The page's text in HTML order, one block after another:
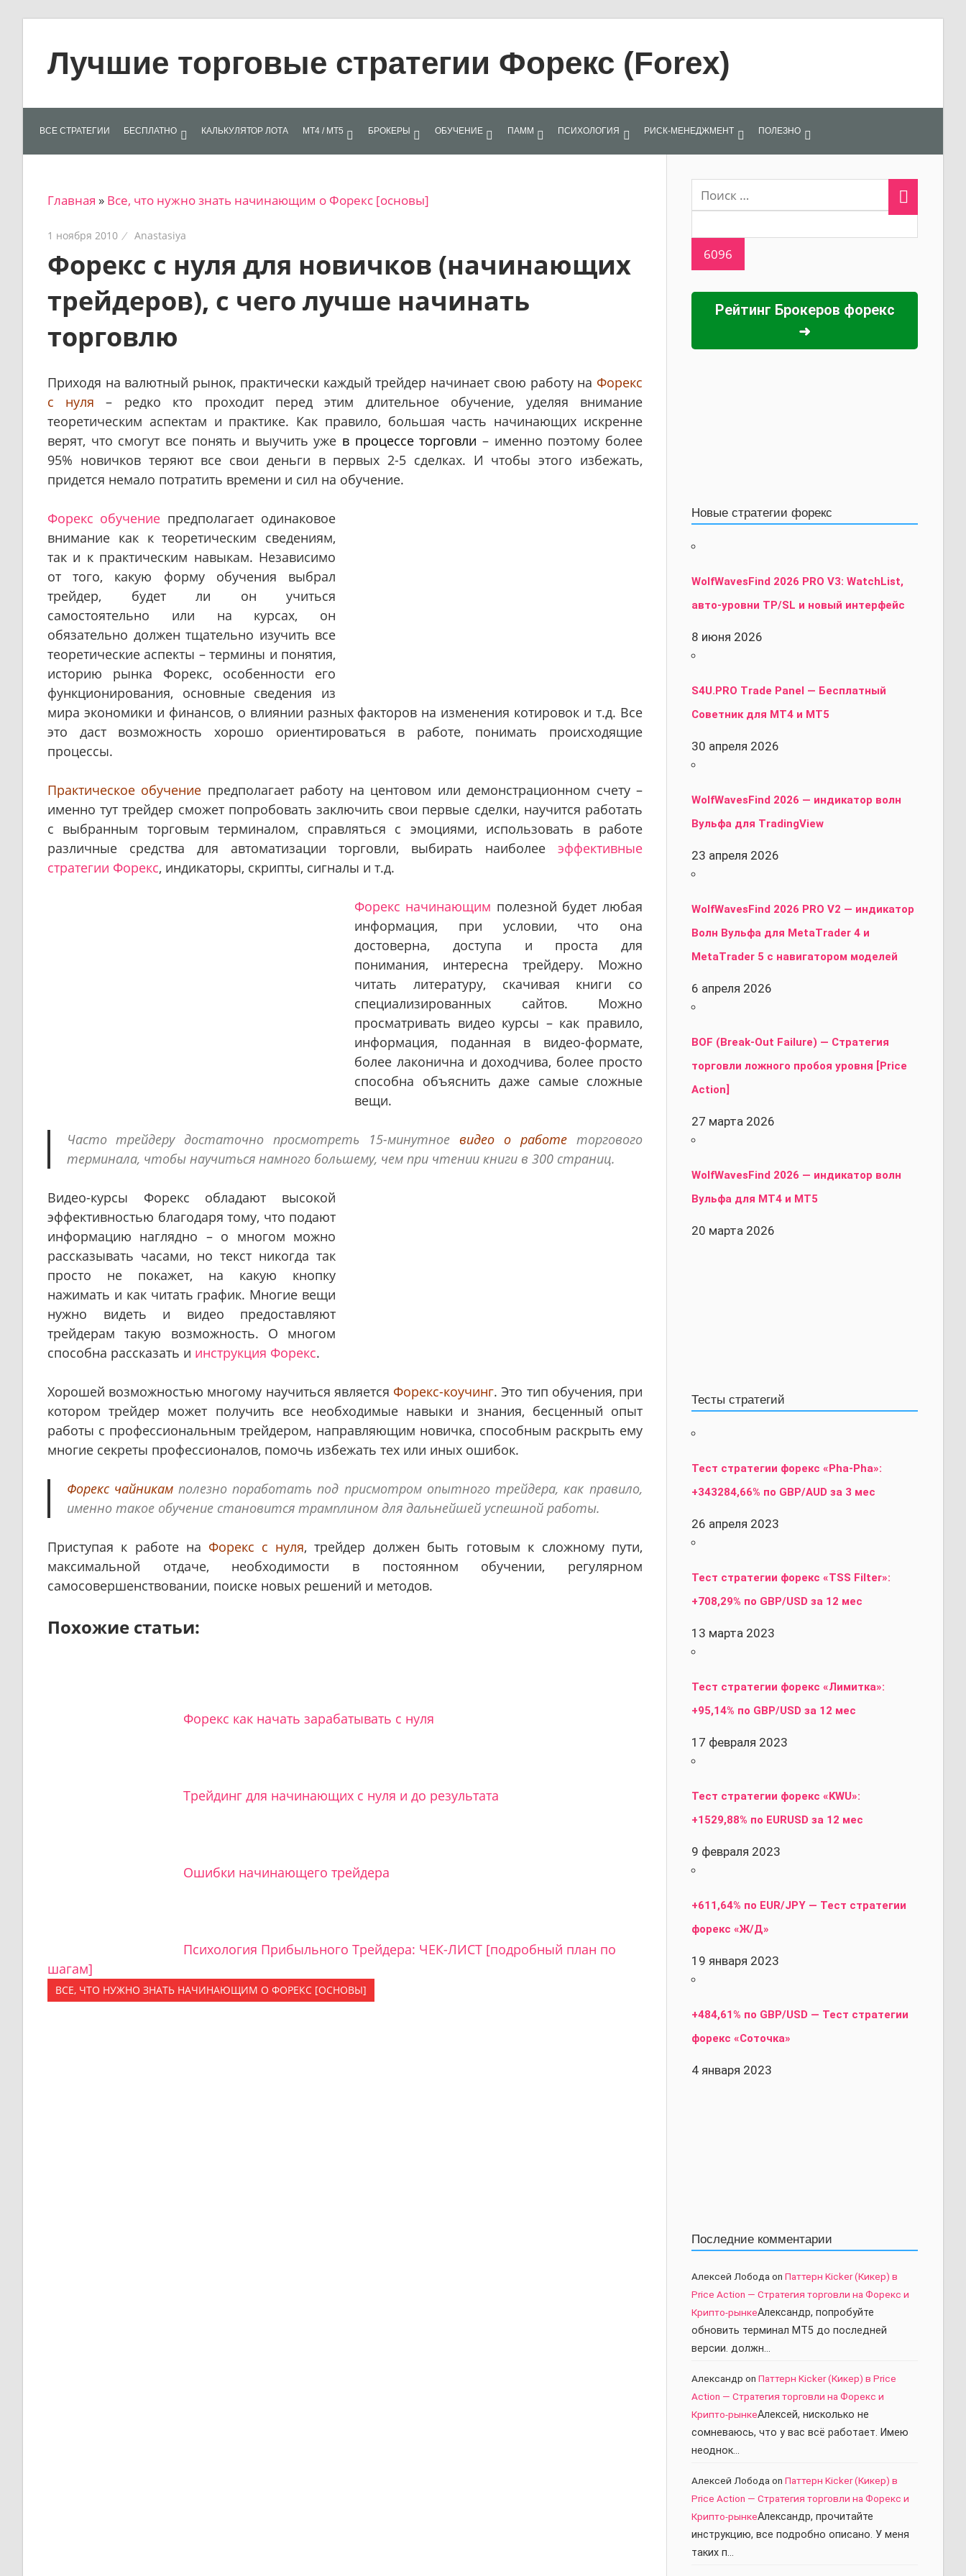
contentЛучшие торговые стратегии Форекс (Forex)
для
рынках:
сигналы,
новости…
ВСЕ СТРАТЕГИИ БЕСПЛАТНО КАЛЬКУЛЯТОР ЛОТА МТ4 / МТ5 БРОКЕРЫ ОБУЧЕНИЕ ПАММ ПСИХОЛОГИЯ РИСК-МЕНЕДЖМЕНТ ПОЛЕЗНО
Главная » Все, что нужно знать начинающим о Форекс [основы]
1 ноября 2010 Anastasiya
Форекс с нуля для новичков (начинающих
трейдеров), с чего лучше начинать
торговлю
Приходя на валютный рынок, практически каждый трейдер начинает свою работу на Форекс
с нуля – редко кто проходит перед этим длительное обучение, уделяя внимание
теоретическим аспектам и практике. Как правило, большая часть начинающих искренне
верят, что смогут все понять и выучить уже в процессе торговли – именно поэтому более
95% новичков теряют все свои деньги в первых 2-5 сделках. И чтобы этого избежать,
придется немало потратить времени и сил на обучение.
Форекс обучение предполагает одинаковое
внимание как к теоретическим сведениям,
так и к практическим навыкам. Независимо
от того, какую форму обучения выбрал
трейдер, будет ли он учиться
самостоятельно или на курсах, он
обязательно должен тщательно изучить все
теоретические аспекты – термины и понятия,
историю рынка Форекс, особенности его
функционирования, основные сведения из
мира экономики и финансов, о влиянии разных факторов на изменения котировок и т.д. Все
это даст возможность хорошо ориентироваться в работе, понимать происходящие
процессы.
Практическое обучение предполагает работу на центовом или демонстрационном счету –
именно тут трейдер сможет попробовать заключить свои первые сделки, научится работать
с выбранным торговым терминалом, справляться с эмоциями, использовать в работе
различные средства для автоматизации торговли, выбирать наиболее эффективные
стратегии Форекс, индикаторы, скрипты, сигналы и т.д.
Форекс начинающим полезной будет любая
информация, при условии, что она
достоверна, доступа и проста для
понимания, интересна трейдеру. Можно
читать литературу, скачивая книги со
специализированных сайтов. Можно
просматривать видео курсы – как правило,
информация, поданная в видео-формате,
более лаконична и доходчива, более просто
способна объяснить даже самые сложные
вещи.
Часто трейдеру достаточно просмотреть 15-минутное видео о работеторгового
терминала, чтобы научиться намного большему, чем при чтении книги в 300 страниц.
Видео-курсы Форекс обладают высокой
эффективностью благодаря тому, что подают
информацию наглядно – о многом можно
рассказывать часами, но текст никогда так
просто не покажет, на какую кнопку
нажимать и как читать график. Многие вещи
нужно видеть и видео предоставляют
трейдерам такую возможность. О многом
способна рассказать и инструкция Форекс.
Хорошей возможностью многому научиться является Форекс-коучинг. Это тип обучения, при
котором трейдер может получить все необходимые навыки и знания, бесценный опыт
работы с профессиональным трейдером, направляющим новичка, способным раскрыть ему
многие секреты профессионалов, помочь избежать тех или иных ошибок.
Форекс чайникамполезно поработать под присмотром опытного трейдера, как правило,
именно такое обучение становится трамплином для дальнейшей успешной работы.
Приступая к работе на Форекс с нуля, трейдер должен быть готовым к сложному пути,
максимальной отдаче, необходимости в постоянном обучении, регулярном
самосовершенствовании, поиске новых решений и методов.
Похожие статьи:
Форекс как начать зарабатывать с нуля
Трейдинг для начинающих с нуля и до результата
Ошибки начинающего трейдера
Психология Прибыльного Трейдера: ЧЕК-ЛИСТ [подробный план по
шагам]
ВСЕ, ЧТО НУЖНО ЗНАТЬ НАЧИНАЮЩИМ О ФОРЕКС [ОСНОВЫ]
Рейтинг Брокеров форекс
➜
Новые стратегии форекс
WolfWavesFind 2026 PRO V3: WatchList,
авто-уровни TP/SL и новый интерфейс
8 июня 2026
S4U.PRO Trade Panel — Бесплатный
Советник для MT4 и MT5
30 апреля 2026
WolfWavesFind 2026 — индикатор волн
Вульфа для TradingView
23 апреля 2026
WolfWavesFind 2026 PRO V2 — индикатор
Волн Вульфа для MetaTrader 4 и
MetaTrader 5 с навигатором моделей
6 апреля 2026
BOF (Break-Out Failure) — Стратегия
торговли ложного пробоя уровня [Price
Action]
27 марта 2026
WolfWavesFind 2026 — индикатор волн
Вульфа для MT4 и MT5
20 марта 2026
Тесты стратегий
Тест стратегии форекс «Pha-Pha»:
+343284,66% по GBP/AUD за 3 мес
26 апреля 2023
Тест стратегии форекс «TSS Filter»:
+708,29% по GBP/USD за 12 мес
13 марта 2023
Тест стратегии форекс «Лимитка»:
+95,14% по GBP/USD за 12 мес
17 февраля 2023
Тест стратегии форекс «KWU»:
+1529,88% по EURUSD за 12 мес
9 февраля 2023
+611,64% по EUR/JPY — Тест стратегии
форекс «Ж/Д»
19 января 2023
+484,61% по GBP/USD — Тест стратегии
форекс «Соточка»
4 января 2023
Последние комментарии
Алексей Лободаon Паттерн Kicker (Кикер) в
Price Action — Стратегия торговли на Форекс и
Крипто-рынкеАлександр, попробуйте
обновить терминал МТ5 до последней
версии. должн…
Александр on Паттерн Kicker (Кикер) в Price
Action — Стратегия торговли на Форекс и
Крипто-рынкеАлексей, нисколько не
сомневаюсь, что у вас всё работает. Имею
неоднок…
Алексей Лободаon Паттерн Kicker (Кикер) в
Price Action — Стратегия торговли на Форекс и
Крипто-рынкеАлександр, прочитайте
инструкцию, все подробно описано. У меня
таких п…